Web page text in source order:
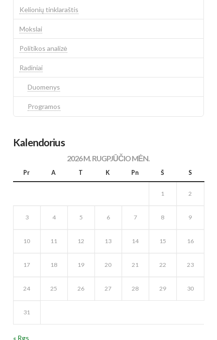
Kelionių tinklaraštis
Mokslai
Politikos analizė
Radiniai
Duomenys
Programos
Kalendorius
2026 M. RUGPJŪČIO MĖN.
Pr A T K Pn Š S
1 2
3 4 5 6 7 8 9
10 11 12 13 14 15 16
17 18 19 20 21 22 23
24 25 26 27 28 29 30
31
« Rgs